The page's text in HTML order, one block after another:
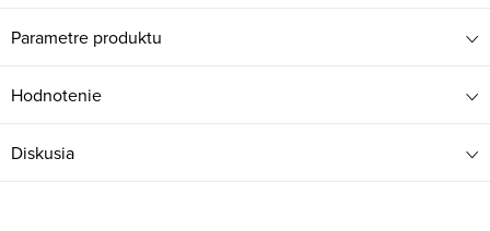
Parametre produktu
Hodnotenie
Diskusia